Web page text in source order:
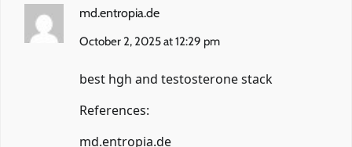
md.entropia.de
October 2, 2025 at 12:29 pm
best hgh and testosterone stack
References:
md.entropia.de